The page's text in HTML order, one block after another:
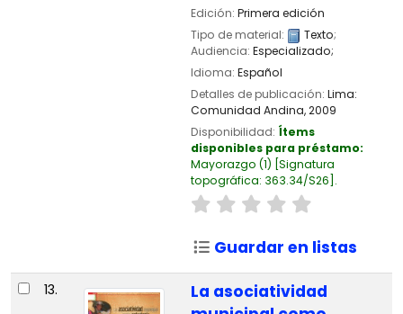
Edición: Primera edición
Tipo de material:
Texto;
Audiencia: Especializado;
Idioma: Español
Detalles de publicación: Lima:
Comunidad Andina,2009
Disponibilidad: Ítems
disponibles para préstamo:
Mayorazgo (1) Signatura
topográfica: 363.34/S26 .
Guardar en listas
13.
La asociatividad